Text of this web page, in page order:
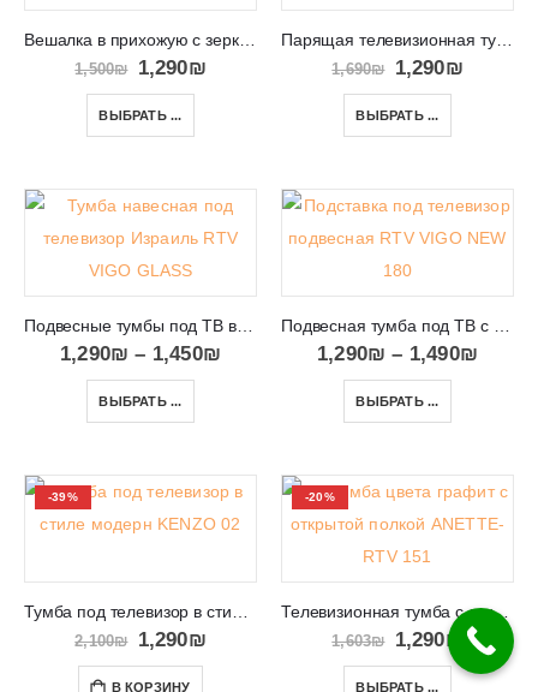
Вешалка в прихожую с зеркалом CITY
1,500₪ 1,290₪
ВЫБРАТЬ ...
Парящая телевизионная тумба VIGO RTV 180
1,690₪ 1,290₪
ВЫБРАТЬ ...
Подвесные тумбы под ТВ в Израиле RTV VIGO GLASS
1,290₪ – 1,450₪
ВЫБРАТЬ ...
1,290₪ – 1,490₪
ВЫБРАТЬ ...
-39%
2,100₪ 1,290₪
В КОРЗИНУ
-20%
Телевизионная тумба с открытой полкой и ящиками ANETTE-RTV 151
1,603₪ 1,290₪
ВЫБРАТЬ ...